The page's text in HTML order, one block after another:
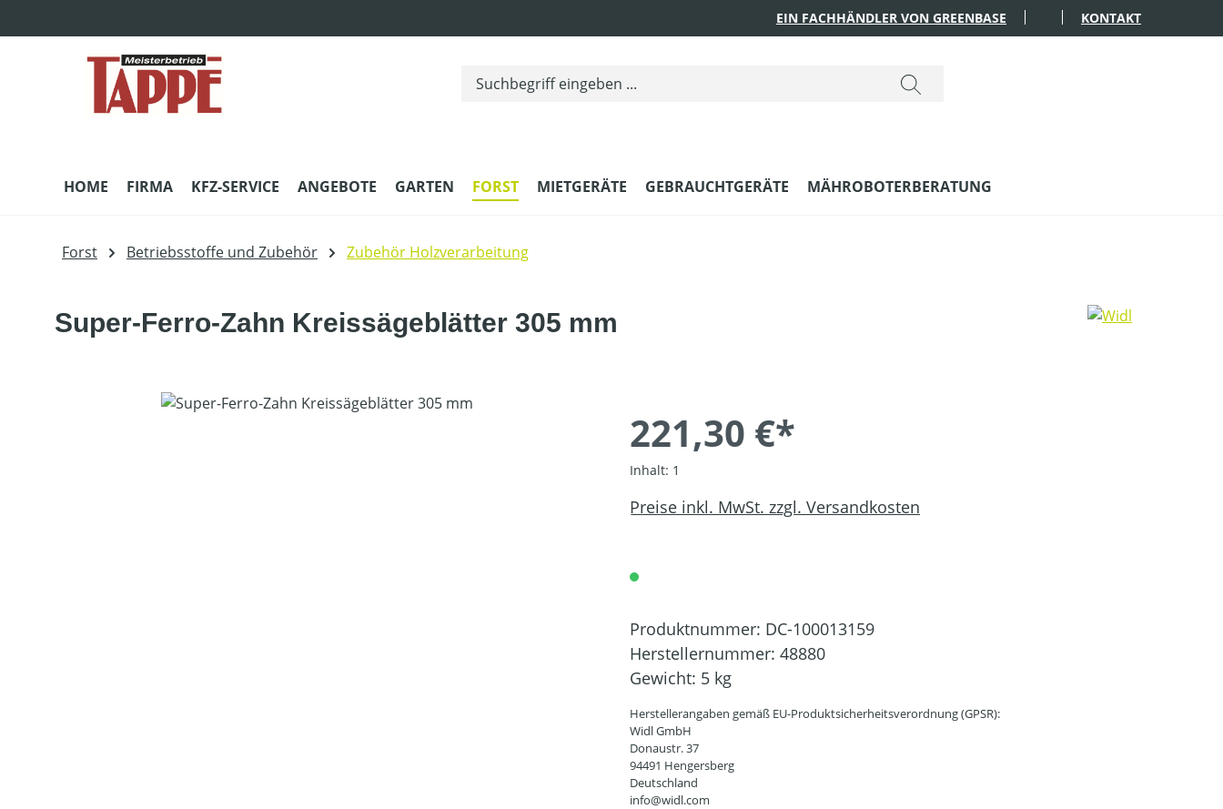
EIN FACHHÄNDLER VON GREENBASE KONTAKT
HOME FIRMA KFZ-SERVICE ANGEBOTE GARTEN FORST MIETGERÄTE GEBRAUCHTGERÄTE MÄHROBOTERBERATUNG
Forst Betriebsstoffe und Zubehör Zubehör Holzverarbeitung
Super-Ferro-Zahn Kreissägeblätter 305 mm
Bildergalerie überspringen
221,30 €*
Inhalt: 1
Preise inkl. MwSt. zzgl. Versandkosten
Produktnummer: DC-100013159
Herstellernummer: 48880
Gewicht: 5 kg
Herstellerangaben gemäß EU-Produktsicherheitsverordnung (GPSR):
Widl GmbH
Donaustr. 37
94491 Hengersberg
Deutschland
info@widl.com